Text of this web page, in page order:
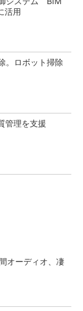
活用
。ロボット掃除
管理を支援
オーディオ、凄